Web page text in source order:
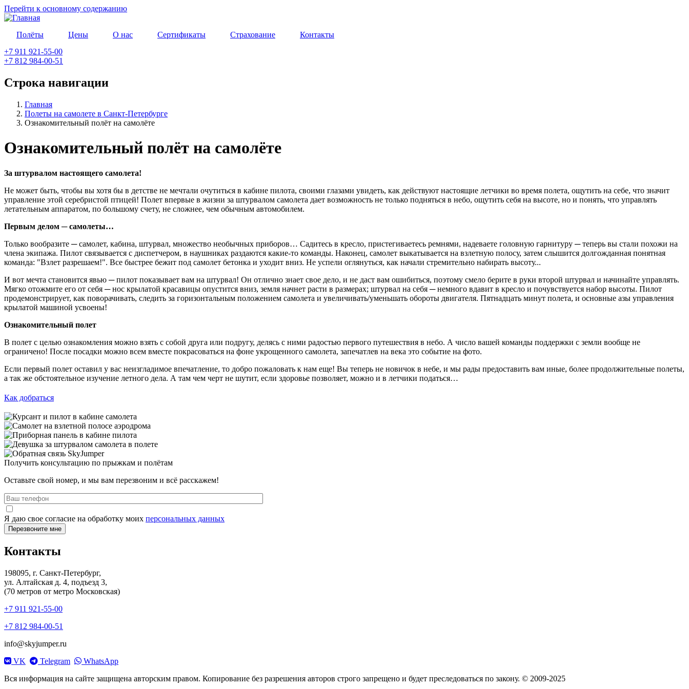
Перейти к основному содержанию
Полёты Цены О нас Сертификаты Страхование
Контакты
+7 911 921-55-00
+7 812 984-00-51
Строка навигации
Главная
Полеты на самолете в Санкт-Петербурге
Ознакомительный полёт на самолёте
Ознакомительный полёт на самолёте
За штурвалом настоящего самолета!
Не может быть, чтобы вы хотя бы в детстве не мечтали очутиться в кабине пилота, своими глазами увидеть, как действуют настоящие летчики во время полета, ощутить на себе, что значит
управление этой серебристой птицей! Полет впервые в жизни за штурвалом самолета дает возможность не только подняться в небо, ощутить себя на высоте, но и понять, что управлять
летательным аппаратом, по большому счету, не сложнее, чем обычным автомобилем.
Первым делом ─ самолеты…
Только вообразите ─ самолет, кабина, штурвал, множество необычных приборов… Садитесь в кресло, пристегиваетесь ремнями, надеваете головную гарнитуру ─ теперь вы стали похожи на
члена экипажа. Пилот связывается с диспетчером, в наушниках раздаются какие-то команды. Наконец, самолет выкатывается на взлетную полосу, затем слышится долгожданная понятная
команда: "Взлет разрешаем!". Все быстрее бежит под самолет бетонка и уходит вниз. Не успели оглянуться, как начали стремительно набирать высоту...
И вот мечта становится явью ─ пилот показывает вам на штурвал! Он отлично знает свое дело, и не даст вам ошибиться, поэтому смело берите в руки второй штурвал и начинайте управлять.
Мягко отожмите его от себя ─ нос крылатой красавицы опустится вниз, земля начнет расти в размерах; штурвал на себя ─ немного вдавит в кресло и почувствуется набор высоты. Пилот
продемонстрирует, как поворачивать, следить за горизонтальным положением самолета и увеличивать/уменьшать обороты двигателя. Пятнадцать минут полета, и основные азы управления
крылатой машиной усвоены!
Ознакомительный полет
В полет с целью ознакомления можно взять с собой друга или подругу, делясь с ними радостью первого путешествия в небо. А число вашей команды поддержки с земли вообще не
ограничено! После посадки можно всем вместе покрасоваться на фоне укрощенного самолета, запечатлев на века это событие на фото.
Если первый полет оставил у вас неизгладимое впечатление, то добро пожаловать к нам еще! Вы теперь не новичок в небе, и мы рады предоставить вам иные, более продолжительные полеты,
а так же обстоятельное изучение летного дела. А там чем черт не шутит, если здоровье позволяет, можно и в летчики податься…
Как добраться
Получить консультацию по прыжкам и полётам
Оставьте свой номер, и мы вам перезвоним и всё расскажем!
Я даю свое согласие на обработку моих персональных данных
Контакты
198095, г. Санкт-Петербург,
ул. Алтайская д. 4, подъезд 3,
(70 метров от метро Московская)
+7 911 921-55-00
+7 812 984-00-51
info@skyjumper.ru
VK
Telegram
WhatsApp
Вся информация на сайте защищена авторским правом. Копирование без разрешения авторов строго запрещено и будет преследоваться по закону. © 2009-2025